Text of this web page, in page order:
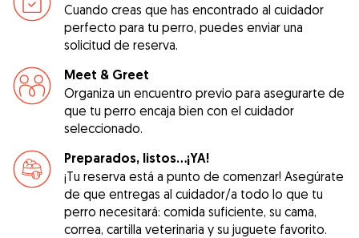
Cuando creas que has encontrado al cuidador
perfecto para tu perro, puedes enviar una
solicitud de reserva.
Meet & Greet
Organiza un encuentro previo para asegurarte de
que tu perro encaja bien con el cuidador
seleccionado.
Preparados, listos...¡YA!
¡Tu reserva está a punto de comenzar! Asegúrate
de que entregas al cuidador/a todo lo que tu
perro necesitará: comida suficiente, su cama,
correa, cartilla veterinaria y su juguete favorito.